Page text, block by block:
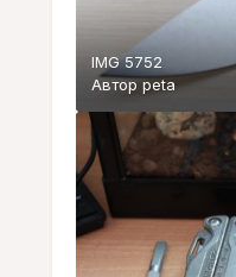
IMG 5752
Авторpeta